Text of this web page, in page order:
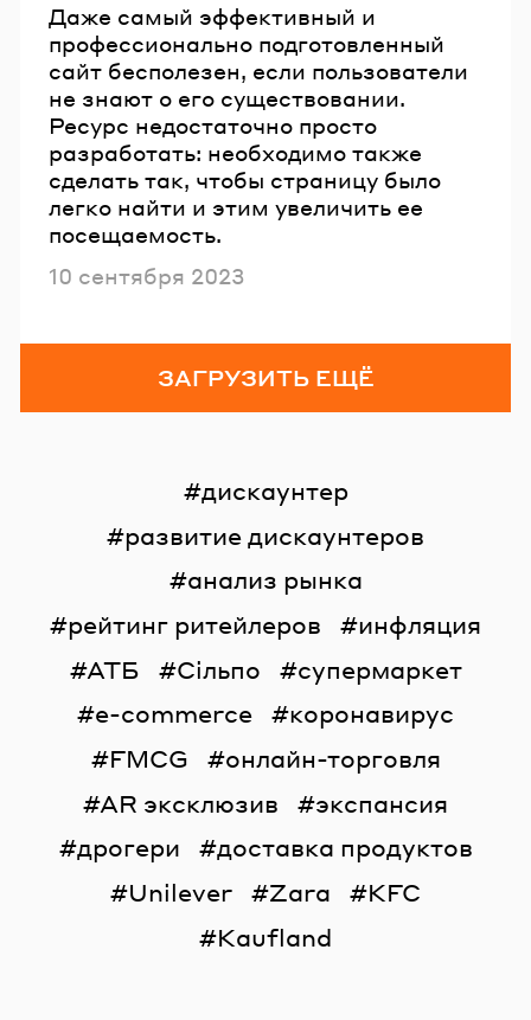
Даже самый эффективный и
профессионально подготовленный
сайт бесполезен, если пользователи
не знают о его существовании.
Ресурс недостаточно просто
разработать: необходимо также
сделать так, чтобы страницу было
легко найти и этим увеличить ее
посещаемость.
Опубликовано
10 сентября 2023
ЗАГРУЗИТЬ ЕЩЁ
дискаунтер
развитие дискаунтеров
анализ рынка
рейтинг ритейлеров
инфляция
АТБ
Сільпо
супермаркет
e-commerce
коронавирус
FMCG
онлайн-торговля
AR эксклюзив
экспансия
дрогери
доставка продуктов
Unilever
Zara
KFC
Kaufland